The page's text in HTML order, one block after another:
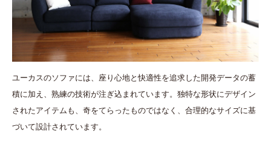
ユーカスのソファには、座り心地と快適性を追求した開発データの蓄
積に加え、熟練の技術が注ぎ込まれています。独特な形状にデザイン
されたアイテムも、奇をてらったものではなく、合理的なサイズに基
づいて設計されています。